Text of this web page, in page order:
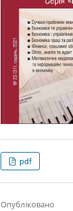
pdf
Опубліковано